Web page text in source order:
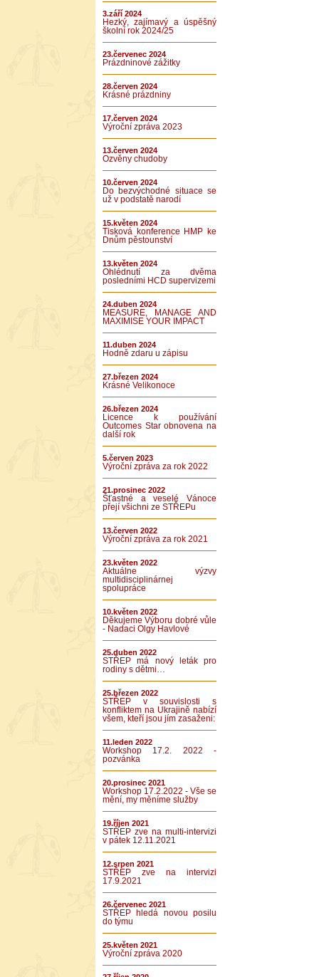
3.září 2024
Hezký, zajímavý a úspěšný
školní rok 2024/25
23.červenec 2024
Prázdninové zážitky
28.červen 2024
Krásné prázdniny
17.červen 2024
Výroční zpráva 2023
13.červen 2024
Ozvěny chudoby
10.červen 2024
Do bezvýchodné situace se
už v podstatě narodí
15.květen 2024
Tisková konference HMP ke
Dnům pěstounství
13.květen 2024
Ohlédnutí za dvěma
posledními HCD supervizemi
24.duben 2024
MEASURE, MANAGE AND
MAXIMISE YOUR IMPACT
11.duben 2024
Hodně zdaru u zápisu
27.březen 2024
Krásné Velikonoce
26.březen 2024
Licence k používání
Outcomes Star obnovena na
další rok
5.červen 2023
Výroční zpráva za rok 2022
21.prosinec 2022
Šťastné a veselé Vánoce
přejí všichni ze STŘEPu
13.červen 2022
Výroční zpráva za rok 2021
23.květen 2022
Aktuálne výzvy
multidisciplinárnej
spolupráce
10.květen 2022
Děkujeme Výboru dobré vůle
- Nadaci Olgy Havlové
25.duben 2022
STŘEP má nový leták pro
rodiny s dětmi…
25.březen 2022
STŘEP v souvislosti s
konfliktem na Ukrajině nabízí
všem, kteří jsou jím zasaženi:
11.leden 2022
Workshop 17.2. 2022 -
pozvánka
20.prosinec 2021
Workshop 17.2.2022 - Vše se
mění, my měníme služby
19.říjen 2021
STŘEP zve na multi-intervizi
v pátek 12.11.2021
12.srpen 2021
STŘEP zve na intervizi
17.9.2021
26.červenec 2021
STŘEP hledá novou posilu
do týmu
25.květen 2021
Výroční zpráva 2020